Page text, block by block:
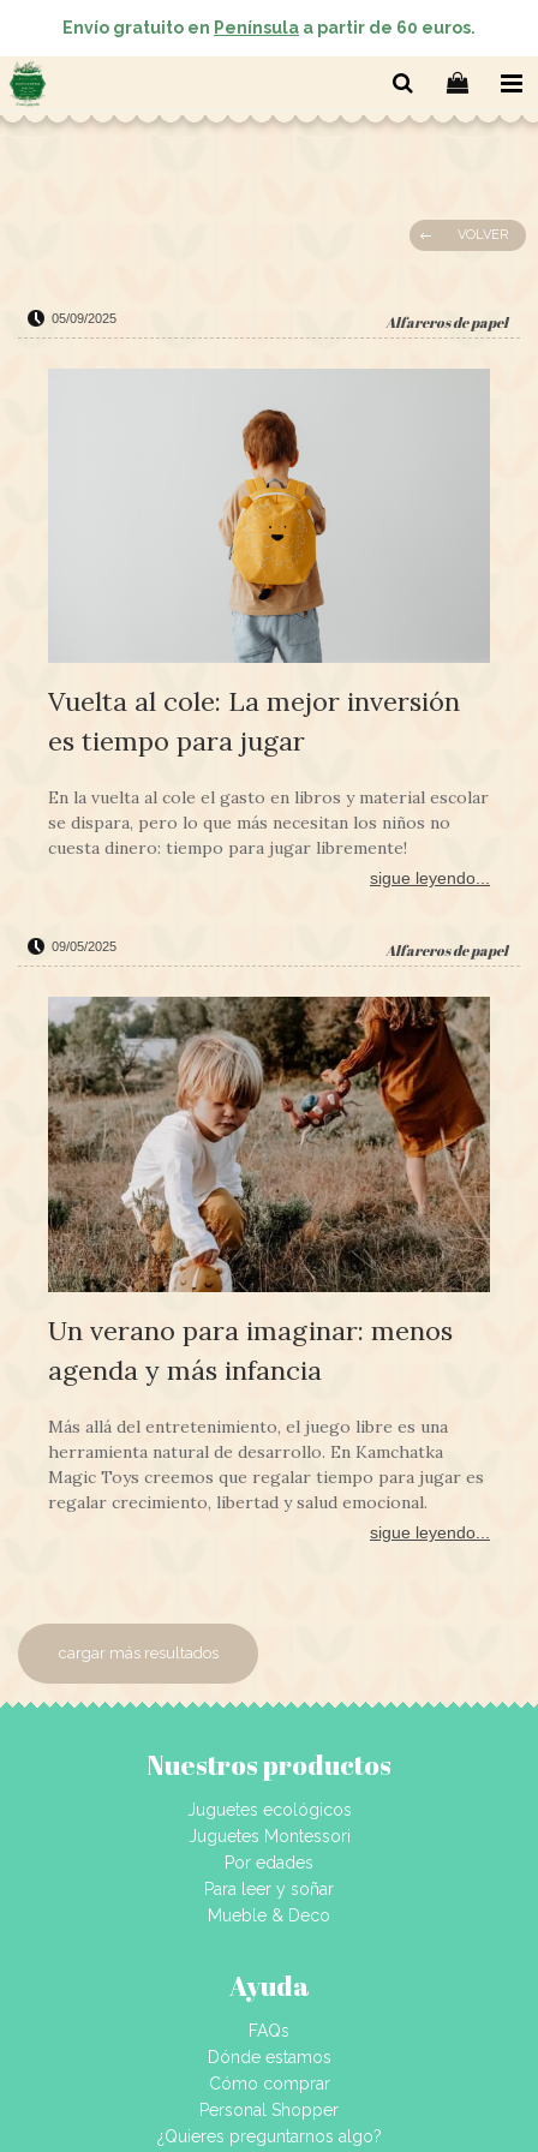
Envío gratuito en Península a partir de 60 euros.
VOLVER
05/09/2025 Alfareros de papel
Vuelta al cole: La mejor inversión
es tiempo para jugar
En la vuelta al cole el gasto en libros y material escolar
se dispara, pero lo que más necesitan los niños no
cuesta dinero: tiempo para jugar libremente!
sigue leyendo...
09/05/2025 Alfareros de papel
Un verano para imaginar: menos
agenda y más infancia
Más allá del entretenimiento, el juego libre es una
herramienta natural de desarrollo. En Kamchatka
Magic Toys creemos que regalar tiempo para jugar es
regalar crecimiento, libertad y salud emocional.
sigue leyendo...
cargar más resultados
Nuestros productos
Juguetes ecológicos
Juguetes Montessori
Por edades
Para leer y soñar
Mueble & Deco
Ayuda
FAQs
Dónde estamos
Cómo comprar
Personal Shopper
¿Quieres preguntarnos algo?